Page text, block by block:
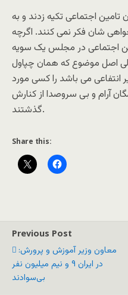
اجتماعی تکیه زدند و به
شان فکر نمی کنند. اگرچه
اجتماعی در مجلس یک سویه
اصل موضوع که همان چپاول
می باشد را کسی مورد
آرام و بی سروصدا از کنارش
گذشتند.
Share this:
Previous Post
معاون وزير آموزش و پرورش:
در ایران ۹ و نیم میلیون نفر
بی‌سوادند